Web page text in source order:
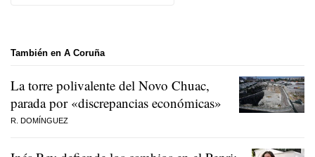
También en A Coruña
La torre polivalente del Novo Chuac,
parada por «discrepancias económicas»
R. DOMÍNGUEZ